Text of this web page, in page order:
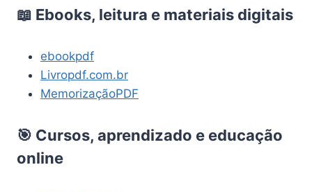
📖 Ebooks, leitura e materiais digitais
ebookpdf
Livropdf.com.br
MemorizaçãoPDF
🎯 Cursos, aprendizado e educação
online